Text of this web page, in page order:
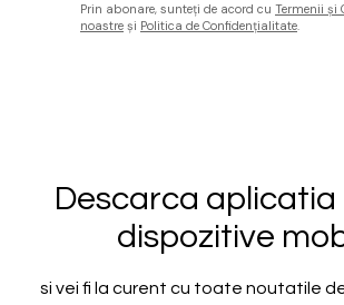
Prin abonare, sunteți de acord cu Termenii și
noastre și Politica de Confidențialitate.
Descarca
dispozitive
si vei fi la curent cu toate noutatile